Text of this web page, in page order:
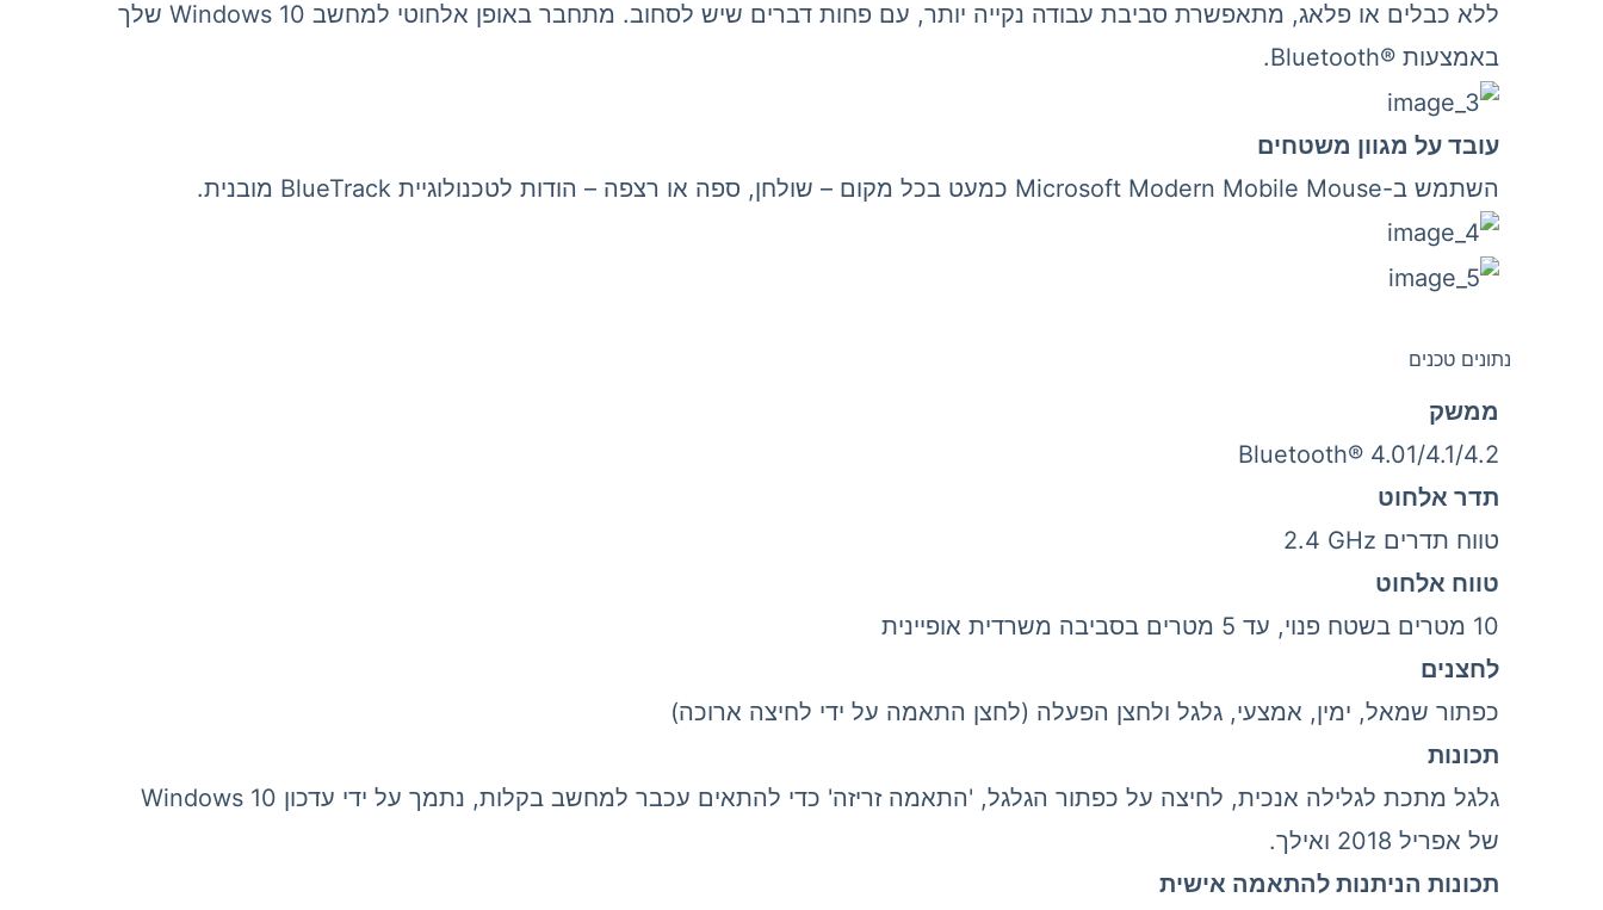
ללא כבלים או פלאג, מתאפשרת סביבת עבודה נקייה יותר, עם פחות דברים שיש לסחוב. מתחבר באופן אלחוטי למחשב Windows 10 שלך
באמצעות Bluetooth®‎.
עובד על מגוון משטחים
השתמש ב-Microsoft Modern Mobile Mouse כמעט בכל מקום – שולחן, ספה או רצפה – הודות לטכנולוגיית BlueTrack מובנית.
נתונים טכנים
ממשק
Bluetooth® 4.01/4.1/4.2
תדר אלחוט
טווח תדרים 2.4‎ GHz
טווח אלחוט
10 מטרים בשטח פנוי, עד 5 מטרים בסביבה משרדית אופיינית
לחצנים
כפתור שמאל, ימין, אמצעי, גלגל ולחצן הפעלה (לחצן התאמה על ידי לחיצה ארוכה)
תכונות
גלגל מתכת לגלילה אנכית, לחיצה על כפתור הגלגל, 'התאמה זריזה' כדי להתאים עכבר למחשב בקלות, נתמך על ידי עדכון Windows 10
של אפריל 2018 ואילך.
תכונות הניתנות להתאמה אישית